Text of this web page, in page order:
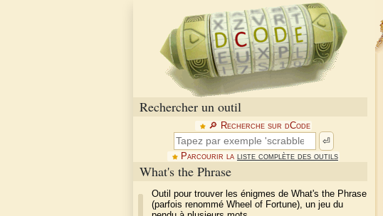
Rechercher un outil
🔎︎ Recherche sur dCode
⏎
Parcourir la liste complète des outils
What's the Phrase
Outil pour trouver les énigmes de What's the Phrase
(parfois renommé Wheel of Fortune), un jeu du